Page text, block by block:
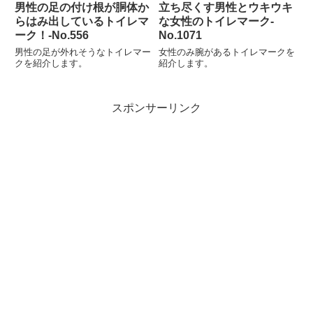
男性の足の付け根が胴体か
らはみ出しているトイレマ
ーク！‐No.556
男性の足が外れそうなトイレマー
クを紹介します。
立ち尽くす男性とウキウキ
な女性のトイレマーク-
No.1071
女性のみ腕があるトイレマークを
紹介します。
スポンサーリンク